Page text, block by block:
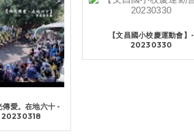
傳愛。在地六十 -
20230318
【文昌國小校慶運動會】-
20230330